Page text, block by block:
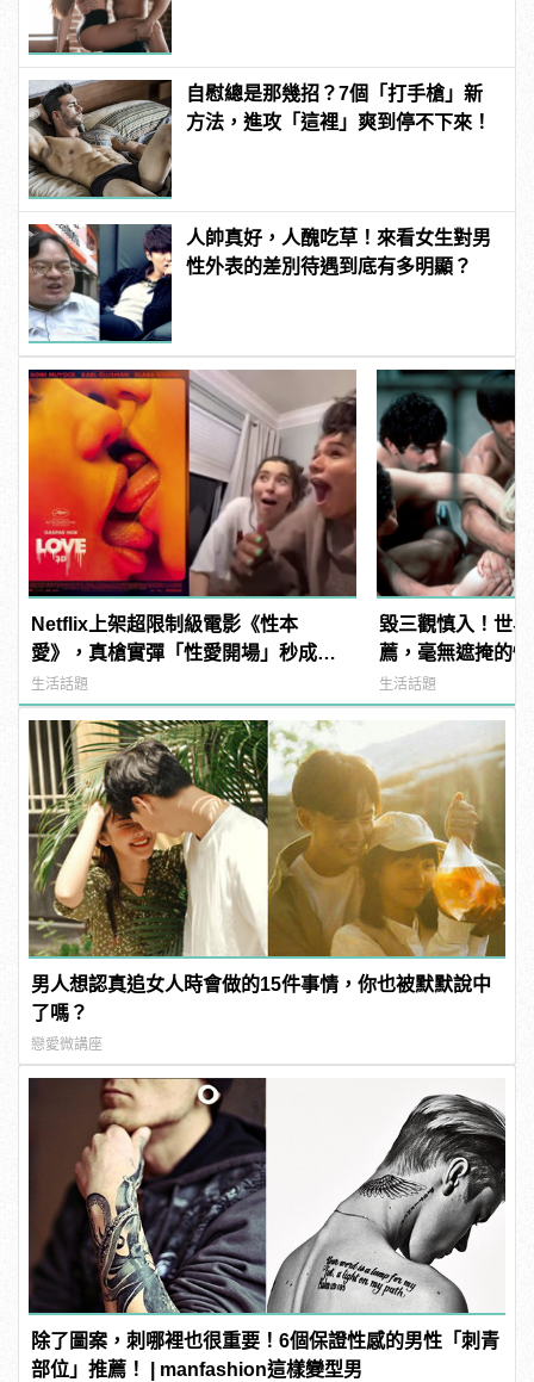
自慰總是那幾招？7個「打手槍」新
方法，進攻「這裡」爽到停不下來！
人帥真好，人醜吃草！來看女生對男
性外表的差別待遇到底有多明顯？
Netflix上架超限制級電影《性本
愛》，真槍實彈「性愛開場」秒成網
友Reaction新挑戰！ | manfashion這
樣變型男
生活話題
毀三觀慎入！世
薦，毫無遮掩的
噁心到極致！ |
男
生活話題
男人想認真追女人時會做的15件事情，你也被默默說中
了嗎？
戀愛微講座
除了圖案，刺哪裡也很重要！6個保證性感的男性「刺青
部位」推薦！ | manfashion這樣變型男